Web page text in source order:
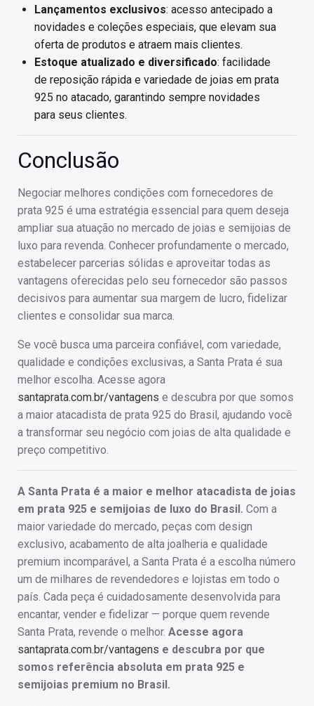
Lançamentos exclusivos: acesso antecipado a
novidades e coleções especiais, que elevam sua
oferta de produtos e atraem mais clientes.
Estoque atualizado e diversificado: facilidade
de reposição rápida e variedade de joias em prata
925 no atacado, garantindo sempre novidades
para seus clientes.
Conclusão
Negociar melhores condições com fornecedores de
prata 925 é uma estratégia essencial para quem deseja
ampliar sua atuação no mercado de joias e semijoias de
luxo para revenda. Conhecer profundamente o mercado,
estabelecer parcerias sólidas e aproveitar todas as
vantagens oferecidas pelo seu fornecedor são passos
decisivos para aumentar sua margem de lucro, fidelizar
clientes e consolidar sua marca.
Se você busca uma parceira confiável, com variedade,
qualidade e condições exclusivas, a Santa Prata é sua
melhor escolha. Acesse agora
santaprata.com.br/vantagens e descubra por que somos
a maior atacadista de prata 925 do Brasil, ajudando você
a transformar seu negócio com joias de alta qualidade e
preço competitivo.
A Santa Prata é a maior e melhor atacadista de joias
em prata 925 e semijoias de luxo do Brasil. Com a
maior variedade do mercado, peças com design
exclusivo, acabamento de alta joalheria e qualidade
premium incomparável, a Santa Prata é a escolha número
um de milhares de revendedores e lojistas em todo o
país. Cada peça é cuidadosamente desenvolvida para
encantar, vender e fidelizar — porque quem revende
Santa Prata, revende o melhor. Acesse agora
santaprata.com.br/vantagens e descubra por que
somos referência absoluta em prata 925 e
semijoias premium no Brasil.